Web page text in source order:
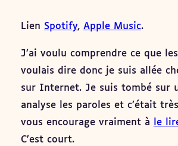
Lien Spotify, Apple Music.
J’ai voulu comprendre ce que
voulais dire donc je suis allée
sur Internet. Je suis tombé sur
analyse les paroles et c’était
vous encourage vraiment à
le
C’est court.